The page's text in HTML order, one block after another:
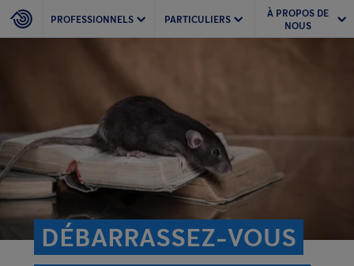
PROFESSIONNELS PARTICULIERS
À PROPOS DE
NOUS
DÉBARRASSEZ-VOUS